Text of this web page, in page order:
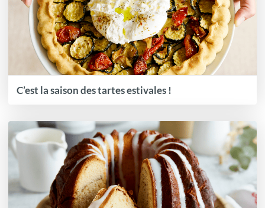
C’est la saison des tartes estivales !